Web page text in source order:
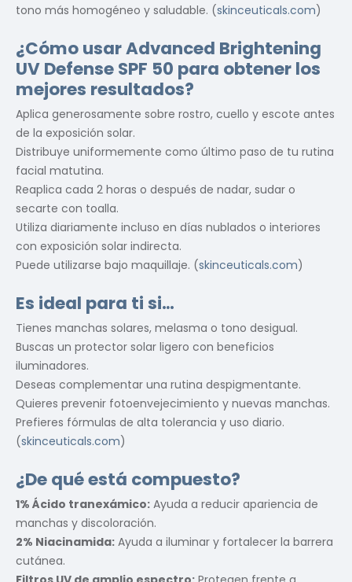
tono más homogéneo y saludable. (skinceuticals.com)
¿Cómo usar Advanced Brightening
UV Defense SPF 50 para obtener los
mejores resultados?
Aplica generosamente sobre rostro, cuello y escote antes
de la exposición solar.
Distribuye uniformemente como último paso de tu rutina
facial matutina.
Reaplica cada 2 horas o después de nadar, sudar o
secarte con toalla.
Utiliza diariamente incluso en días nublados o interiores
con exposición solar indirecta.
Puede utilizarse bajo maquillaje. (skinceuticals.com)
Es ideal para ti si…
Tienes manchas solares, melasma o tono desigual.
Buscas un protector solar ligero con beneficios
iluminadores.
Deseas complementar una rutina despigmentante.
Quieres prevenir fotoenvejecimiento y nuevas manchas.
Prefieres fórmulas de alta tolerancia y uso diario.
(skinceuticals.com)
¿De qué está compuesto?
1% Ácido tranexámico: Ayuda a reducir apariencia de
manchas y discoloración.
2% Niacinamida: Ayuda a iluminar y fortalecer la barrera
cutánea.